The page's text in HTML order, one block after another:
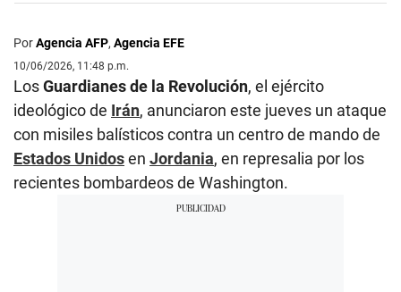
PorAgencia AFP, Agencia EFE
10/06/2026, 11:48 p.m.
LosGuardianes de la Revolución, el ejército
ideológico de Irán, anunciaron este jueves un ataque
con misiles balísticos contra un centro de mando de
Estados Unidosen Jordania, en represalia por los
recientes bombardeos de Washington.